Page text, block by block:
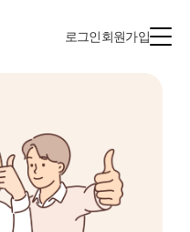
로그인회원가입